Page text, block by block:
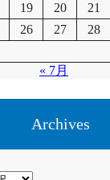
19 20 21
26 27 28
« 7月
Archives